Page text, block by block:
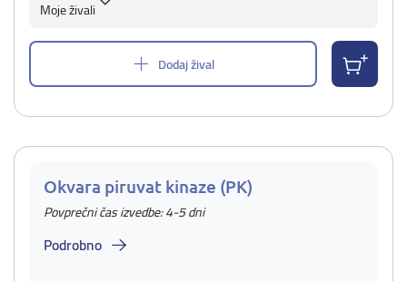
Moje živali
Dodaj žival
Okvara piruvat kinaze (PK)
Povprečni čas izvedbe: 4-5 dni
Podrobno